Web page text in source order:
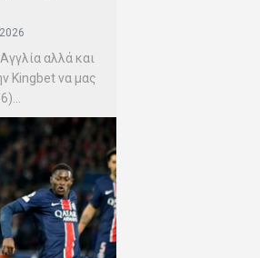
αλλά και
Kingbet να μας